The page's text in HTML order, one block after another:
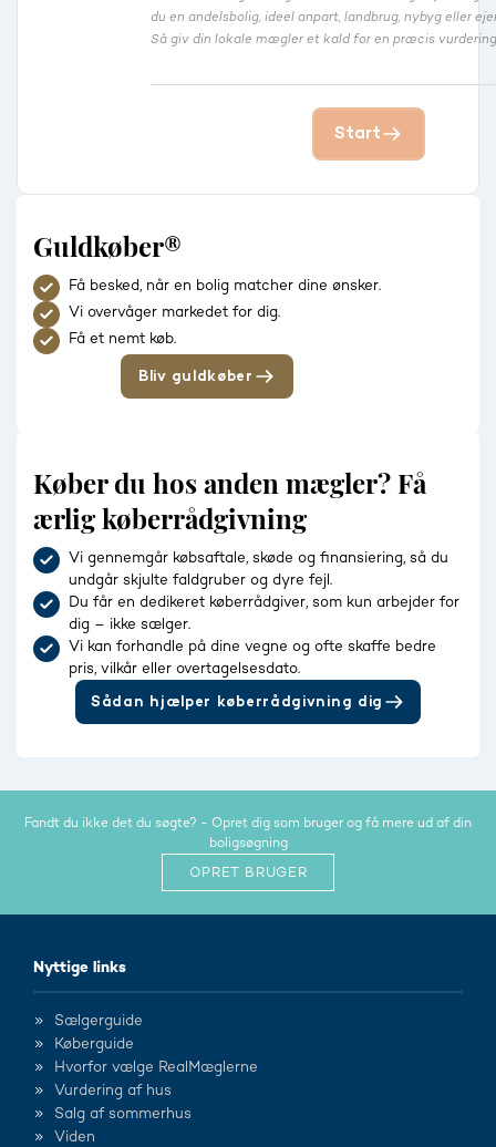
du en andelsbolig, ideel anpart, landbrug, nybyg eller
Så giv din lokale mægler et kald for en præcis
Start
Guldkøber®
Få besked, når en bolig matcher dine ønsker.
Vi overvåger markedet for dig.
Få et nemt køb.
Bliv guldkøber
Køber du hos anden mægler? Få
ærlig køberrådgivning
Vi gennemgår købsaftale, skøde og finansiering, så du
undgår skjulte faldgruber og dyre fejl.
Du får en dedikeret køberrådgiver, som kun arbejder for
dig – ikke sælger.
Vi kan forhandle på dine vegne og ofte skaffe bedre
pris, vilkår eller overtagelsesdato.
Sådan hjælper køberrådgivning dig
Fandt du ikke det du søgte? - Opret dig som bruger og få mere ud af din
boligsøgning
OPRET BRUGER
Nyttige links
Sælgerguide
Køberguide
Hvorfor vælge RealMæglerne
Vurdering af hus
Salg af sommerhus
Viden